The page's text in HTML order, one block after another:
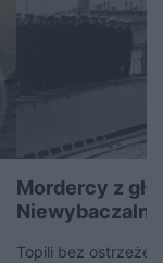
Mordercy z
Niewybaczalne
Topili bez